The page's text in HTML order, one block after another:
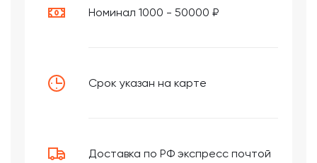
Номинал 1000 - 50000 ₽
Срок указан на карте
Доставка по РФ экспресс почтой